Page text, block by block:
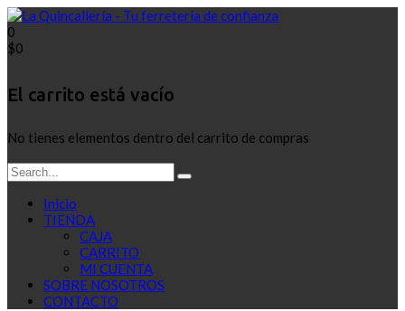
0
$0
El carrito está vacío
No tienes elementos dentro del carrito de compras
Inicio
TIENDA
CAJA
CARRITO
MI CUENTA
SOBRE NOSOTROS
CONTACTO